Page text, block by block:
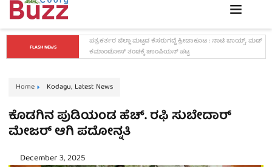
FLASH NEWS
ಕೊಡಗಿನ ಯುವ ನಾಯಕ ಪೊನ್ನಣ್ಣಗೆ ಸಚಿವ ಸ್ಥಾನ..? ನಿಯೋಗದ
ಎದುರು ಸಿಎಂ ಡಿ.ಕೆ. ಶಿವಕುಮಾರ್ ಮಹತ್ವದ ಸುಳಿವು..!
Home Kodagu, Latest News
ಕೊಡಗಿನ ಪುಡಿಯಂಡ ಹೆಚ್. ರಫಿ ಸುಬೇದಾರ್
ಮೇಜರ್ ಆಗಿ ಪದೋನ್ನತಿ
December 3, 2025